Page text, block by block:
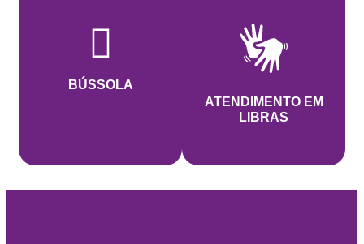
BÚSSOLA
ATENDIMENTO EM
LIBRAS